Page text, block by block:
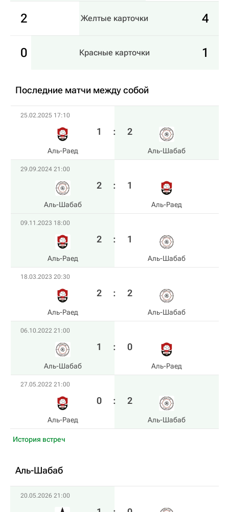
2 Желтые карточки 4
0 Красные карточки 1
Последние матчи между собой
25.02.2025 17:10
Аль-Раед
1 : 2
Аль-Шабаб
29.09.2024 21:00
Аль-Шабаб
2 : 1
Аль-Раед
09.11.2023 18:00
Аль-Раед
2 : 1
Аль-Шабаб
18.03.2023 20:30
Аль-Раед
2 : 2
Аль-Шабаб
06.10.2022 21:00
Аль-Шабаб
1 : 0
Аль-Раед
27.05.2022 21:00
Аль-Раед
0 : 2
Аль-Шабаб
История встреч
Аль-Шабаб
20.05.2026 21:00